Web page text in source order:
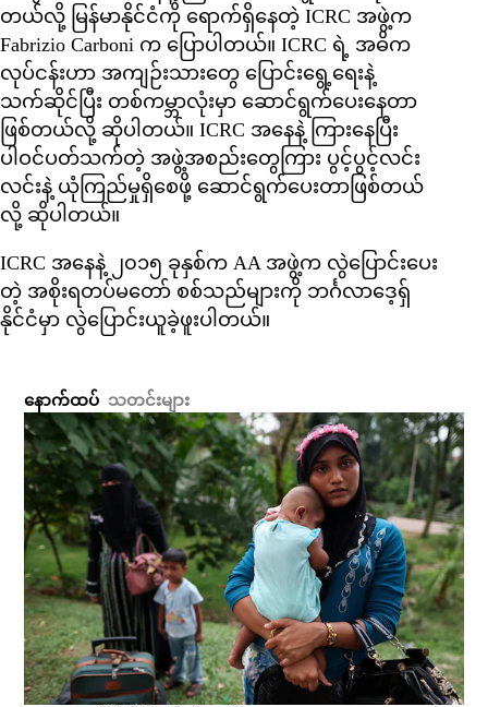
တယ်လို့ မြန်မာနိုင်ငံကို ရောက်ရှိနေတဲ့ ICRC အဖွဲ့က
Fabrizio Carboni က ပြောပါတယ်။ ICRC ရဲ့ အဓိက
လုပ်ငန်းဟာ အကျဉ်းသားတွေ ပြောင်းရွေ့ရေးနဲ့
သက်ဆိုင်ပြီး တစ်ကမ္ဘာလုံးမှာ ဆောင်ရွက်ပေးနေတာ
ဖြစ်တယ်လို့ ဆိုပါတယ်။ ICRC အနေနဲ့ ကြားနေပြီး
ပါဝင်ပတ်သက်တဲ့ အဖွဲ့အစည်းတွေကြား ပွင့်ပွင့်လင်း
လင်းနဲ့ ယုံကြည်မှုရှိစေဖို့ ဆောင်ရွက်ပေးတာဖြစ်တယ်
လို့ ဆိုပါတယ်။
ICRC အနေနဲ့ ၂၀၁၅ ခုနှစ်က AA အဖွဲ့က လွဲပြောင်းပေး
တဲ့ အစိုးရတပ်မတော် စစ်သည်များကို ဘင်္ဂလာဒေ့ရ်ှ
နိုင်ငံမှာ လွဲပြောင်းယူခဲ့ဖူးပါတယ်။
နောက်ထပ် သတင်းများ